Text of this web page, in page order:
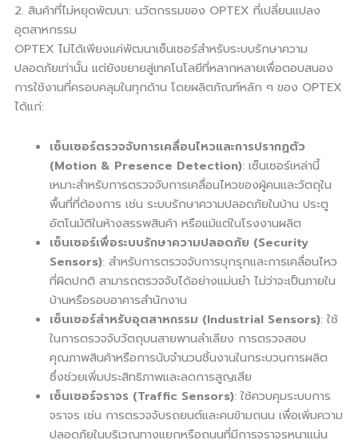
2. สินค้าที่ไม่หยุดพัฒนา: นวัตกรรมของ OPTEX ที่เปลี่ยนแปลง
อุตสาหกรรม
OPTEX ไม่ได้เพียงแค่พัฒนาเซ็นเซอร์สำหรับระบบรักษาความ
ปลอดภัยเท่านั้น แต่ยังขยายสู่เทคโนโลยีที่หลากหลายเพื่อตอบสนอง
การใช้งานที่ครอบคลุมในทุกด้าน โดยผลิตภัณฑ์หลัก ๆ ของ OPTEX
ได้แก่:
เซ็นเซอร์ตรวจจับการเคลื่อนไหวและการปรากฏตัว
(Motion & Presence Detection): เซ็นเซอร์เหล่านี้
เหมาะสำหรับการตรวจจับการเคลื่อนไหวของผู้คนและวัตถุใน
พื้นที่ที่ต้องการ เช่น ระบบรักษาความปลอดภัยในบ้าน ประตู
อัตโนมัติในห้างสรรพสินค้า หรือแม้แต่ในโรงงานผลิต
เซ็นเซอร์เพื่อระบบรักษาความปลอดภัย (Security
Sensors): สำหรับการตรวจจับการบุกรุกและการเคลื่อนไหว
ที่ผิดปกติ สามารถตรวจจับได้อย่างแม่นยำ ไม่ว่าจะเป็นภายใน
บ้านหรือรอบอาคารสำนักงาน
เซ็นเซอร์สำหรับอุตสาหกรรม (Industrial Sensors): ใช้
ในการตรวจจับวัตถุบนสายพานลำเลียง การตรวจสอบ
คุณภาพสินค้าหรือการนับจำนวนชิ้นงานในกระบวนการผลิต
ซึ่งช่วยเพิ่มประสิทธิภาพและลดการสูญเสีย
เซ็นเซอร์จราจร (Traffic Sensors): ใช้ควบคุมระบบการ
จราจร เช่น การตรวจจับรถยนต์และคนข้ามถนน เพื่อเพิ่มความ
ปลอดภัยในบริเวณทางแยกหรือถนนที่มีการจราจรหนาแน่น